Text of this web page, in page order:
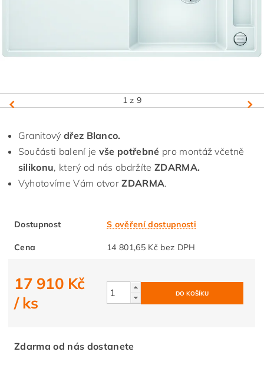
1 z 9
Granitový dřez Blanco.
Součásti balení je vše potřebné pro montáž včetně
silikonu, který od nás obdržíte ZDARMA.
Vyhotovíme Vám otvorZDARMA.
Dostupnost S ověření dostupnosti
Cena 14 801,65 Kč bez DPH
17 910 Kč
/ ks
Zdarma od nás dostanete